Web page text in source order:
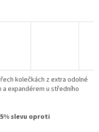
kolečkách z extra odolné
expandérem u středního
slevu oproti